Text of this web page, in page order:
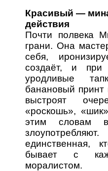
Красивый —
действия
Почти полвека
грани. Она
себя,
создаёт, и при
уродливые
банановый
выстроят
«роскошь»,
этим словам
единственная,
бывает с
моралистом.